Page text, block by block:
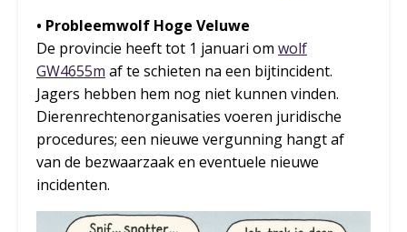
• Probleemwolf Hoge Veluwe
De provincie heeft tot 1 januari om wolf
GW4655m af te schieten na een bijtincident.
Jagers hebben hem nog niet kunnen vinden.
Dierenrechtenorganisaties voeren juridische
procedures; een nieuwe vergunning hangt af
van de bezwaarzaak en eventuele nieuwe
incidenten.